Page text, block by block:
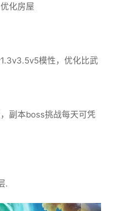
化房屋
模性，优化比武
副本boss挑战每天可凭
.